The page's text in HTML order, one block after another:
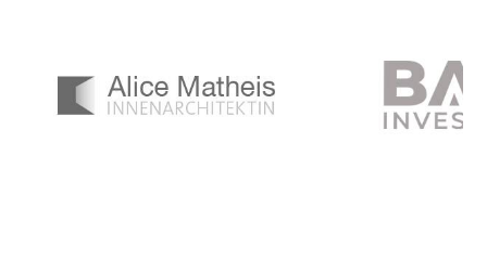
Alice Matheis |
Innenarchitektin, Bad Honnef
bei Bonn
B.A.B. Real
GmbH,